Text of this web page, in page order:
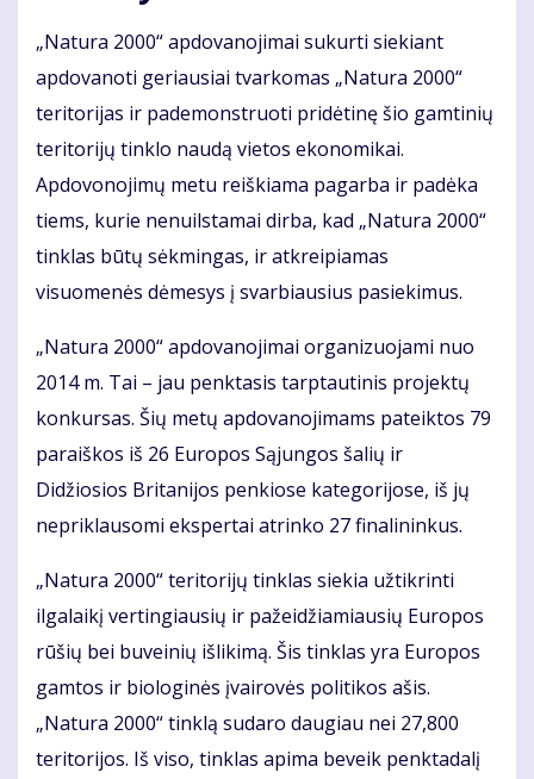
„Natura 2000“ apdovanojimai sukurti siekiant
apdovanoti geriausiai tvarkomas „Natura 2000“
teritorijas ir pademonstruoti pridėtinę šio gamtinių
teritorijų tinklo naudą vietos ekonomikai.
Apdovonojimų metu reiškiama pagarba ir padėka
tiems, kurie nenuilstamai dirba, kad „Natura 2000“
tinklas būtų sėkmingas, ir atkreipiamas
visuomenės dėmesys į svarbiausius pasiekimus.
„Natura 2000“ apdovanojimai organizuojami nuo
2014 m. Tai – jau penktasis tarptautinis projektų
konkursas. Šių metų apdovanojimams pateiktos 79
paraiškos iš 26 Europos Sąjungos šalių ir
Didžiosios Britanijos penkiose kategorijose, iš jų
nepriklausomi ekspertai atrinko 27 finalininkus.
„Natura 2000“ teritorijų tinklas siekia užtikrinti
ilgalaikį vertingiausių ir pažeidžiamiausių Europos
rūšių bei buveinių išlikimą. Šis tinklas yra Europos
gamtos ir biologinės įvairovės politikos ašis.
„Natura 2000“ tinklą sudaro daugiau nei 27,800
teritorijos. Iš viso, tinklas apima beveik penktadalį